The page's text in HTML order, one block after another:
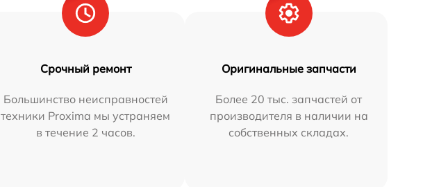
Срочный ремонт
Большинство неисправностей
техники Proxima мы устраняем
в течение 2 часов.
Оригинальные запчасти
Более 20 тыс. запчастей от
производителя в наличии на
собственных складах.